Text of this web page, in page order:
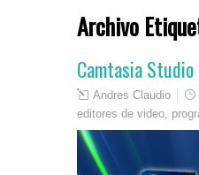
Archivo
Camtasia
Andres Claudio
editores de video,